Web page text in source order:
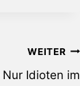
WEITER
Nur Idioten im